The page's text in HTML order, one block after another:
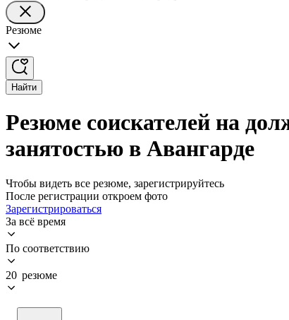
Резюме
Найти
Резюме соискателей на
занятостью в Авангарде
Чтобы видеть все резюме, зарегистрируйтесь
После регистрации откроем фото
Зарегистрироваться
За всё время
По соответствию
20 резюме